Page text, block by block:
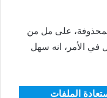
على مل من
في الأمر، انه سهل
الملفات